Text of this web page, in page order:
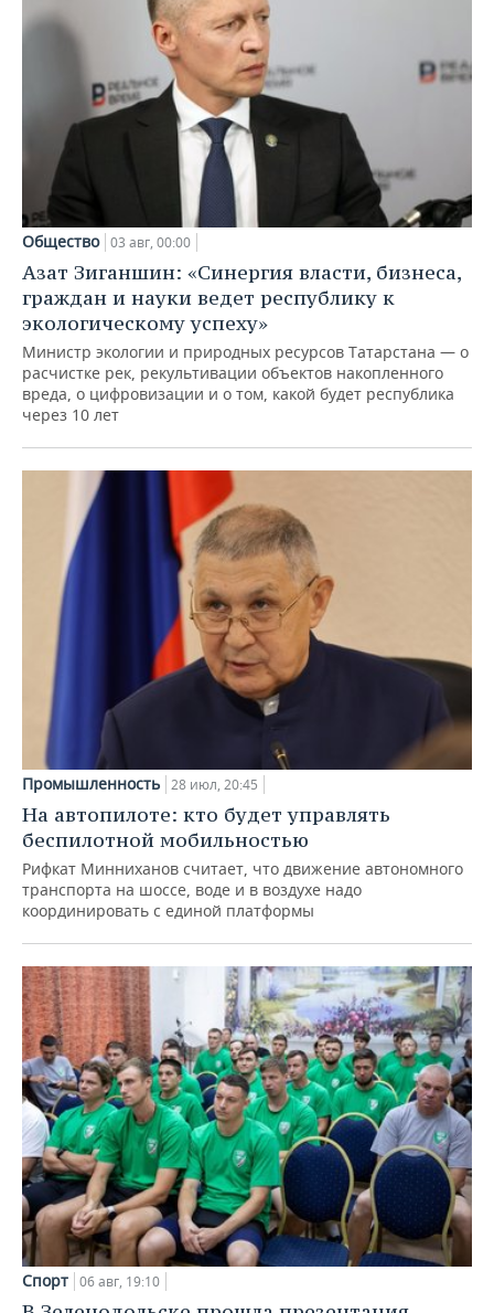
Общество 03 авг, 00:00
Азат Зиганшин: «Синергия власти, бизнеса,
граждан и науки ведет республику к
экологическому успеху»
Министр экологии и природных ресурсов Татарстана — о
расчистке рек, рекультивации объектов накопленного
вреда, о цифровизации и о том, какой будет республика
через 10 лет
Промышленность 28 июл, 20:45
На автопилоте: кто будет управлять
беспилотной мобильностью
Рифкат Минниханов считает, что движение автономного
транспорта на шоссе, воде и в воздухе надо
координировать с единой платформы
Спорт 06 авг, 19:10